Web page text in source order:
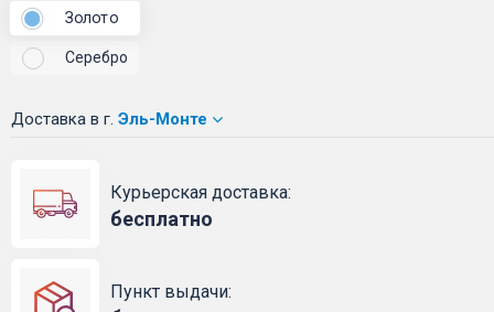
Золото
Серебро
Доставка в г. Эль-Монте
Курьерская доставка:
бесплатно
Пункт выдачи: